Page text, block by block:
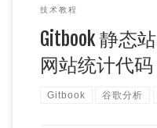
技术教程
Gitbook 静态
网站统计代码
Gitbook 谷歌分析